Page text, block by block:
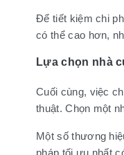
Để tiết kiệm chi
có thể cao hơn,
Lựa chọn nhà
Cuối cùng, việc
thuật. Chọn một
Một số thương
pháp tối ưu nhất